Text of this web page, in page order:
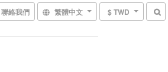
聯絡我們 繁體中文 $ TWD